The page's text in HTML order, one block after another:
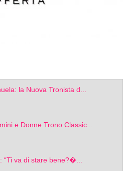
la Nuova Tronista d...
e Donne Trono Classic...
“Ti va di stare bene?�...